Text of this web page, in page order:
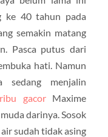
ke 40 tahun pada
semakin matang
Pasca putus dari
hati. Namun
sedang menjalin
gacorMaxime
darinya. Sosok
sudah tidak asing